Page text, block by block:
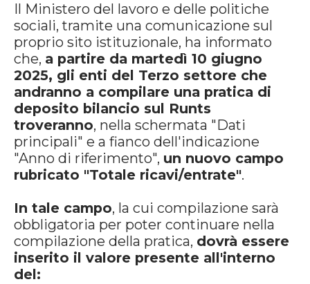
Il Ministero del lavoro e delle politiche
sociali, tramite una comunicazione sul
proprio sito istituzionale, ha informato
che, a partire da martedì 10 giugno
2025, gli enti del Terzo settore che
andranno a compilare una pratica di
deposito bilancio sul Runts
troveranno, nella schermata "Dati
principali" e a fianco dell'indicazione
"Anno di riferimento", un nuovo campo
rubricato "Totale ricavi/entrate".
In tale campo, la cui compilazione sarà
obbligatoria per poter continuare nella
compilazione della pratica, dovrà essere
inserito il valore presente all'interno
del: